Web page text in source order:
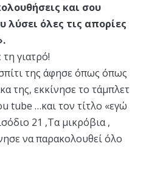
και σου
λύσει όλες τις απορίες
γιατρό!
της άφησε όπως όπως
της, εκκίνησε το τάμπλετ
tube …και τον τίτλο «εγώ
21 ,Τα μικρόβια ,
να παρακολουθεί όλο